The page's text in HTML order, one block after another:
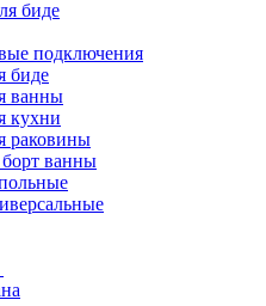
биде
подключения
биде
ванны
кухни
раковины
ванны